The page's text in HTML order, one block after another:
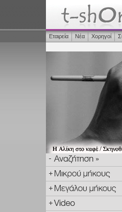
Εταιρεία Νέα Χορηγοί